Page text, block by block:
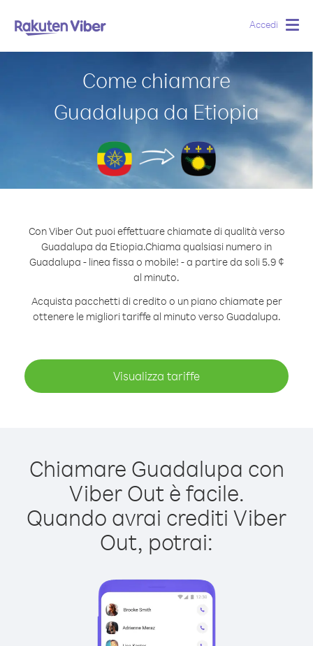
Accedi
Come chiamare
Guadalupa da Etiopia
Con Viber Out puoi effettuare chiamate di qualità verso
Guadalupa da Etiopia.Chiama qualsiasi numero in
Guadalupa - linea fissa o mobile! - a partire da soli 5.9 ¢
al minuto.
Acquista pacchetti di credito o un piano chiamate per
ottenere le migliori tariffe al minuto verso Guadalupa.
Visualizza tariffe
Chiamare Guadalupa con
Viber Out è facile.
Quando avrai crediti Viber
Out, potrai: